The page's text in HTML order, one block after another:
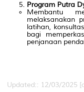
Program Putra
Membantu
melaksanakan
latihan,
bagi
penjanaan
Updated:: 12/03/2025